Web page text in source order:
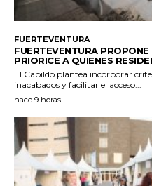
FUERTEVENTURA
FUERTEVENTURA
PRIORICE A QUIENES
El Cabildo plantea incorporar
inacabados y facilitar el acceso...
hace 9 horas